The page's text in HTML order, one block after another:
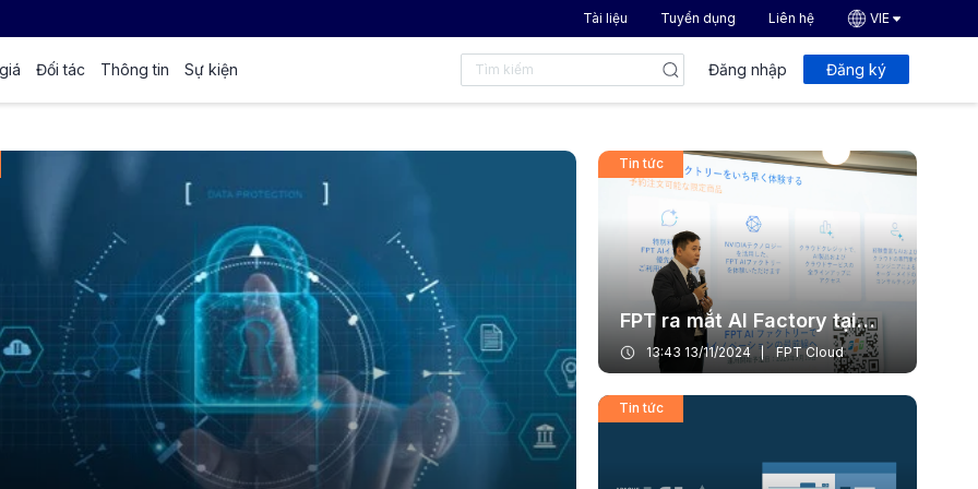
Tài liệu Tuyển dụng Liên hệ VIE
Đối tác Thông tin Sự kiện Đăng nhập Đăng ký
Tin tức
FPT ra mắt AI Factory tại
Nhật Bản
13:43 13/11/2024 FPT Cloud
Tin tức